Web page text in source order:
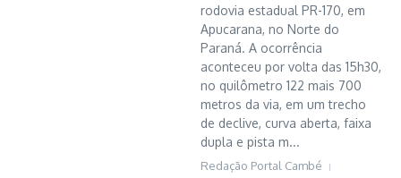
rodovia estadual PR-170, em
Apucarana, no Norte do
Paraná. A ocorrência
aconteceu por volta das 15h30,
no quilômetro 122 mais 700
metros da via, em um trecho
de declive, curva aberta, faixa
dupla e pista m...
Redação Portal Cambé